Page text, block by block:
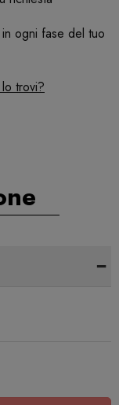
ogni fase del tuo
trovi?
-